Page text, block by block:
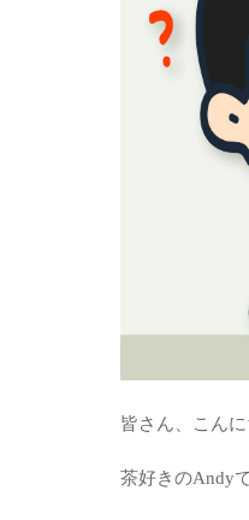
皆さん、こんに
茶好きのAndyで